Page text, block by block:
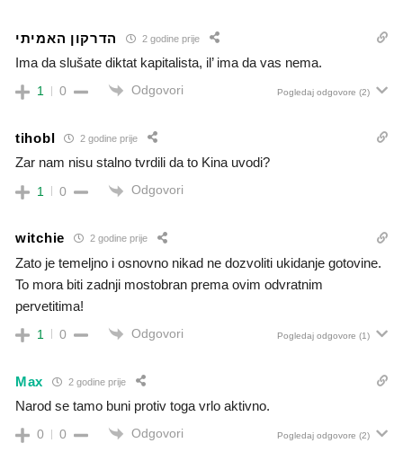
הדרקון האמיתי 2 godine prije
Ima da slušate diktat kapitalista, il’ ima da vas nema.
1 0 Odgovori Pogledaj odgovore (2)
tihobl 2 godine prije
Zar nam nisu stalno tvrdili da to Kina uvodi?
1 0 Odgovori
witchie 2 godine prije
Zato je temeljno i osnovno nikad ne dozvoliti ukidanje gotovine.
To mora biti zadnji mostobran prema ovim odvratnim
pervetitima!
1 0 Odgovori Pogledaj odgovore (1)
Max 2 godine prije
Narod se tamo buni protiv toga vrlo aktivno.
0 0 Odgovori Pogledaj odgovore (2)